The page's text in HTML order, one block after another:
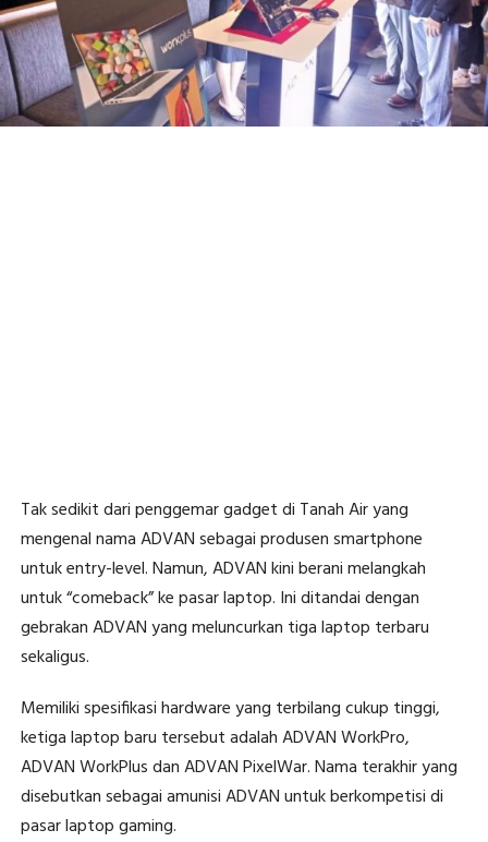
Tak sedikit dari penggemar gadget di Tanah Air yang
mengenal nama ADVAN sebagai produsen smartphone
untuk entry-level. Namun, ADVAN kini berani melangkah
untuk “comeback” ke pasar laptop. Ini ditandai dengan
gebrakan ADVAN yang meluncurkan tiga laptop terbaru
sekaligus.
Memiliki spesifikasi hardware yang terbilang cukup tinggi,
ketiga laptop baru tersebut adalah ADVAN WorkPro,
ADVAN WorkPlus dan ADVAN PixelWar. Nama terakhir yang
disebutkan sebagai amunisi ADVAN untuk berkompetisi di
pasar laptop gaming.